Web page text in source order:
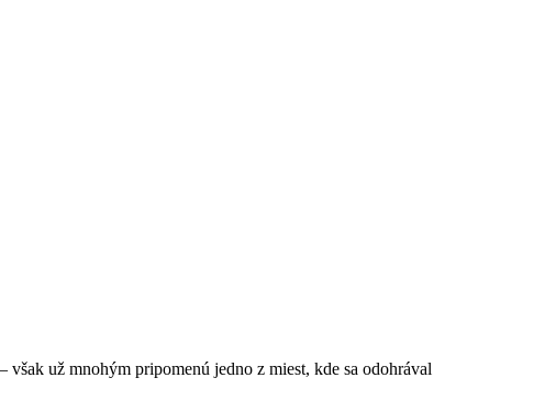
už mnohým pripomenú jedno z miest, kde sa odohrával